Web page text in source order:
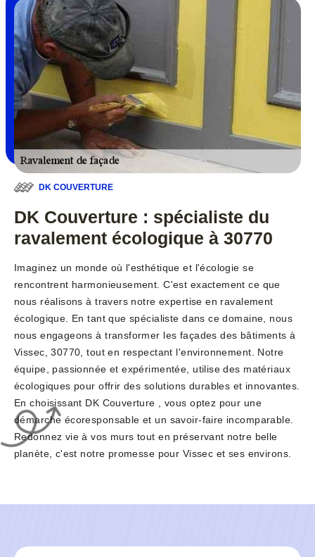
DK COUVERTURE
DK Couverture : spécialiste du
ravalement écologique à 30770
Imaginez un monde où l'esthétique et l'écologie se
rencontrent harmonieusement. C'est exactement ce que
nous réalisons à travers notre expertise en ravalement
écologique. En tant que spécialiste dans ce domaine, nous
nous engageons à transformer les façades des bâtiments à
Vissec, 30770, tout en respectant l'environnement. Notre
équipe, passionnée et expérimentée, utilise des matériaux
écologiques pour offrir des solutions durables et innovantes.
En choisissant DK Couverture , vous optez pour une
démarche écoresponsable et un savoir-faire incomparable.
Redonnez vie à vos murs tout en préservant notre belle
planète, c'est notre promesse pour Vissec et ses environs.